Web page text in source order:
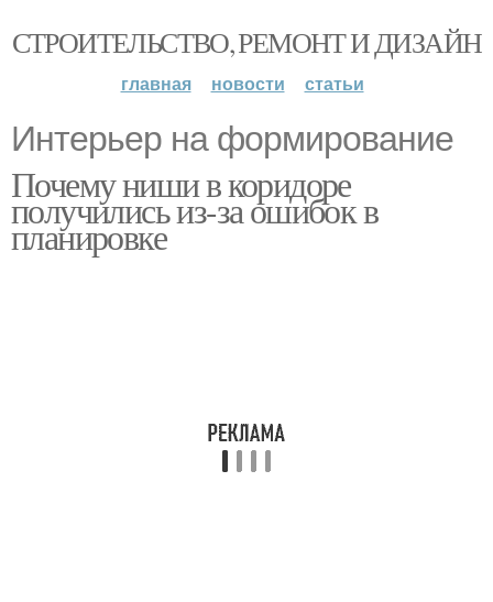
СТРОИТЕЛЬСТВО, РЕМОНТ И ДИЗАЙН
главная новости статьи
Интерьер на формирование
Почему ниши в коридоре
получились из-за ошибок в
планировке